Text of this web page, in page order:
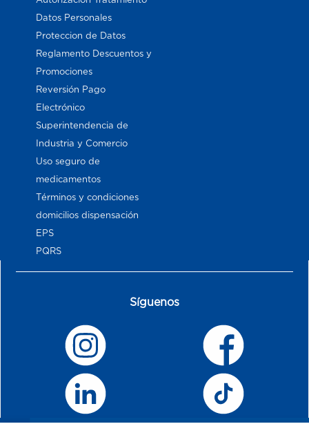
Datos Personales
Proteccion de Datos
Reglamento Descuentos y
Promociones
Reversión Pago
Electrónico
Superintendencia de
Industria y Comercio
Uso seguro de
medicamentos
Términos y condiciones
domicilios dispensación
EPS
PQRS
Síguenos